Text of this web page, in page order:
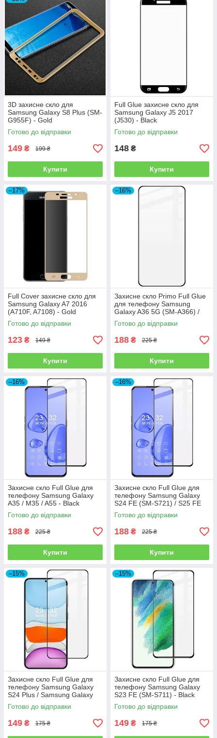
3D захисне скло для
Samsung Galaxy S8 Plus (SM-
G955F) - Gold
Готово до відправки
149 ₴ 199 ₴
Купити
Full Glue захисне скло для
Samsung Galaxy J5 2017
(J530) - Black
Готово до відправки
148 ₴
Купити
–17%
Full Cover захисне скло для
Samsung Galaxy A7 2016
(A710F, A7108) - Gold
Готово до відправки
123 ₴ 149 ₴
Купити
–16%
Захисне скло Primo Full Glue
для телефону Samsung
Galaxy A36 5G (SM-A366) /
A56 5G (SM-A566) - Black
Готово до відправки
188 ₴ 225 ₴
Купити
–16%
Захисне скло Full Glue для
телефону Samsung Galaxy
A35 / M35 / A55 - Black
Готово до відправки
188 ₴ 225 ₴
Купити
–16%
Захисне скло Full Glue для
телефону Samsung Galaxy
S24 FE (SM-S721) / S25 FE
(SM-S731) - Black
Готово до відправки
188 ₴ 225 ₴
Купити
–15%
Захисне скло Full Glue для
телефону Samsung Galaxy
S24 Plus / Samsung Galaxy
S25 Plus - Black
Готово до відправки
149 ₴ 175 ₴
–15%
Захисне скло Full Glue для
телефону Samsung Galaxy
S23 FE (SM-S711) - Black
Готово до відправки
149 ₴ 175 ₴